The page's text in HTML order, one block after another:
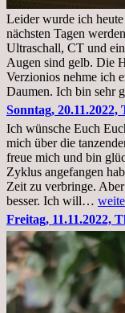
Leider wurde ich
nächsten Tagen
Ultraschall, CT und
Augen sind gelb. Die
Verzionios nehme ich
Daumen. Ich bin sehr
Sonntag, 20.11.2022,
Ich wünsche Euch
mich über die
freue mich und bin
Zyklus angefangen
Zeit zu verbringe.
besser. Ich will…
Freitag, 11.11.2022,